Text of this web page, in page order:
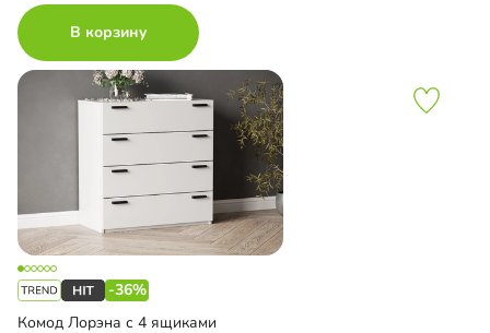
В корзину
-36%
Комод Лорэна с 4 ящиками